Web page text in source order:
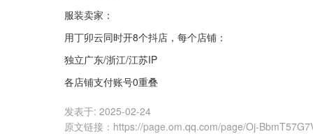
服装卖家：
用丁卯云同时开8个抖店，每个店铺：
独立广东/浙江/江苏IP
各店铺支付账号0重叠
发表于: 2025-02-24
原文链接 ： https://page.om.qq.com/page/Oj-